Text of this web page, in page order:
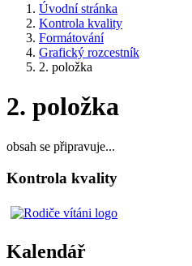
Úvodní stránka
Kontrola kvality
Formátování
Grafický rozcestník
2. položka
2. položka
obsah se připravuje...
Kontrola kvality
Kalendář